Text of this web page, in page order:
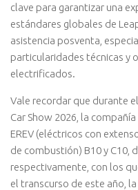
clave para garantizar una
estándares globales de
asistencia posventa,
particularidades técnicas y
electrificados.
Vale recordar que durante
Car Show 2026, la
EREV (eléctricos con
de combustión) B10 y C10,
respectivamente, con los
el transcurso de este año,